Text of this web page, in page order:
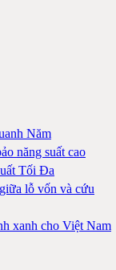
Năm
năng suất cao
Tối Đa
lỗ vốn và cứu
xanh cho Việt Nam